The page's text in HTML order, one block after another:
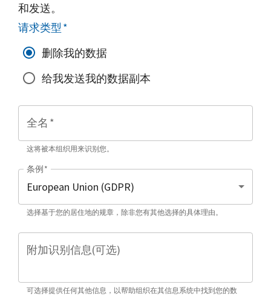
和发送。
请求类型 *
删除我的数据
给我发送我的数据副本
全名 *
这将被本组织用来识别您。
条例 *
选择基于您的居住地的规章，除非您有其他选择的具体理由。
附加识别信息(可选)
可选择提供任何其他信息，以帮助组织在其信息系统中找到您的数